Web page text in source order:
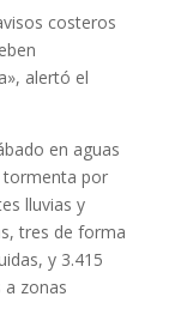
costeros
alertó el
en aguas
tormenta por
lluvias y
tres de forma
y 3.415
a zonas